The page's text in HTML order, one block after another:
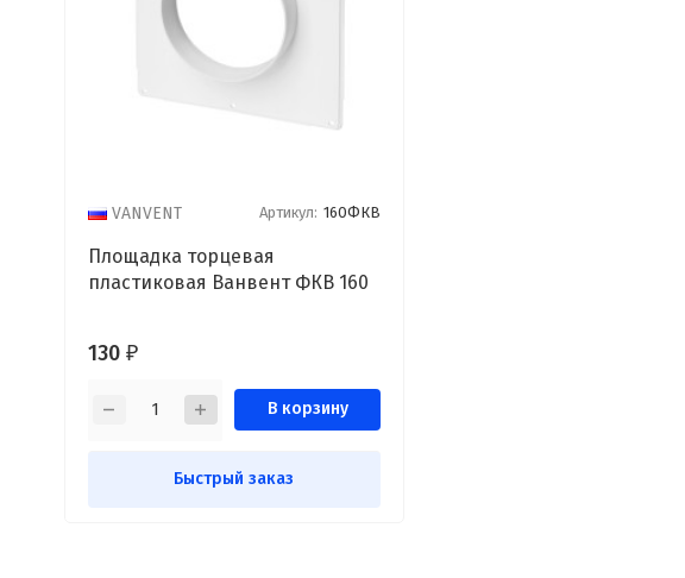
VANVENT Артикул: 160ФКВ
Площадка торцевая
пластиковая Ванвент ФКВ 160
130 ₽
В корзину
Быстрый заказ